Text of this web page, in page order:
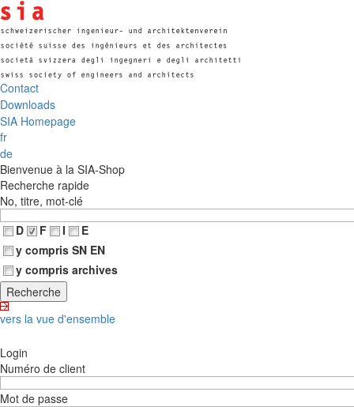
Contact
Downloads
SIA Homepage
fr
de
Bienvenue à la SIA-Shop
Recherche rapide
No, titre, mot-clé
D
F I
E
y compris SN EN
y compris archives
vers la vue d'ensemble
Login
Numéro de client
Mot de passe